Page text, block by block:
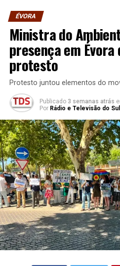
ÉVORA
Ministra do
presença em Évora
protesto
Protesto juntou elementos do
Publicado 3 semanas atrás
Por Rádio e Televisão do